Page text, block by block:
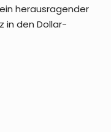
herausragender
in den Dollar-